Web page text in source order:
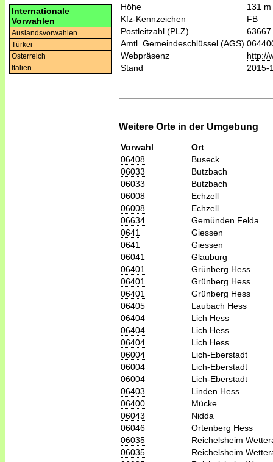
Internationale
Vorwahlen
Auslandsvorwahlen
Türkei
Österreich
Italien
Höhe
131
Kfz-Kennzeichen
FB
Postleitzahl (PLZ)
63667
Amtl. Gemeindeschlüssel (AGS)
Webpräsenz
http://
Stand
2015-
Weitere Orte in der Umgebung
Vorwahl
Ort
06408
Buseck
06033
Butzbach
06033
Butzbach
06008
Echzell
06008
Echzell
06634
Gemünden Felda
0641
Giessen
0641
Giessen
06041
Glauburg
06401
Grünberg Hess
06401
Grünberg Hess
06401
Grünberg Hess
06405
Laubach Hess
06404
Lich Hess
06404
Lich Hess
06404
Lich Hess
06004
Lich-Eberstadt
06004
Lich-Eberstadt
06004
Lich-Eberstadt
06403
Linden Hess
06400
Mücke
06043
Nidda
06046
Ortenberg Hess
06035
Reichelsheim
06035
Reichelsheim